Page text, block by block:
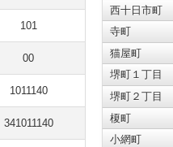
101
00
1011140
341011140
西十日市町
寺町
猫屋町
堺町１丁目
堺町２丁目
榎町
小網町